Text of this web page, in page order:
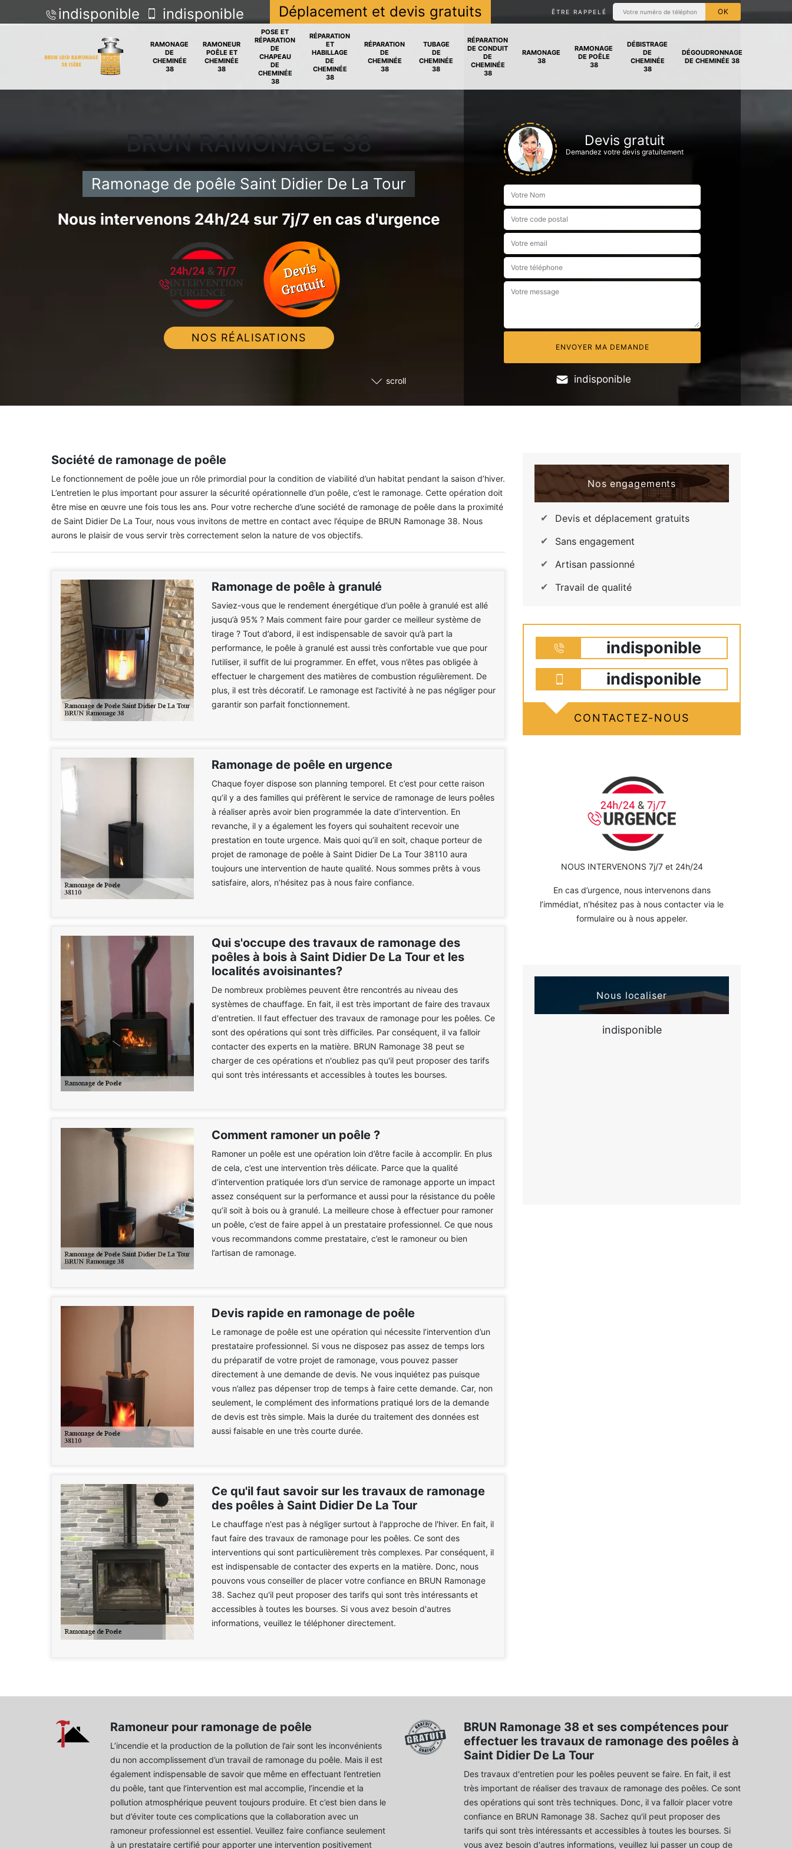
indisponible indisponible Déplacement et devis gratuits ÊTRE RAPPELÉ
RAMONAGE
DE
CHEMINÉE
38
RAMONEUR
POÊLE ET
CHEMINÉE
38
POSE ET
RÉPARATION
DE
CHAPEAU
DE
CHEMINÉE
38
RÉPARATION
ET
HABILLAGE
DE
CHEMINÉE
38
RÉPARATION
DE
CHEMINÉE
38
TUBAGE
DE
CHEMINÉE
38
RÉPARATION
DE CONDUIT
DE
CHEMINÉE
38
RAMONAGE
38
RAMONAGE
DE POÊLE
38
DÉBISTRAGE
DE
CHEMINÉE
38
DÉGOUDRONNAGE
DE CHEMINÉE 38
scroll
BRUN RAMONAGE 38
Ramonage de poêle Saint Didier De La Tour
Nous intervenons 24h/24 sur 7j/7 en cas d'urgence
NOS RÉALISATIONS
Devis gratuit
Demandez votre devis gratuitement
indisponible
Société de ramonage de poêle
Le fonctionnement de poêle joue un rôle primordial pour la condition de viabilité d’un habitat pendant la saison d’hiver.
L’entretien le plus important pour assurer la sécurité opérationnelle d’un poêle, c’est le ramonage. Cette opération doit
être mise en œuvre une fois tous les ans. Pour votre recherche d’une société de ramonage de poêle dans la proximité
de Saint Didier De La Tour, nous vous invitons de mettre en contact avec l’équipe de BRUN Ramonage 38. Nous
aurons le plaisir de vous servir très correctement selon la nature de vos objectifs.
Ramonage de poêle à granulé
Saviez-vous que le rendement énergétique d’un poêle à granulé est allé
jusqu’à 95% ? Mais comment faire pour garder ce meilleur système de
tirage ? Tout d’abord, il est indispensable de savoir qu’à part la
performance, le poêle à granulé est aussi très confortable vue que pour
l’utiliser, il suffit de lui programmer. En effet, vous n’êtes pas obligée à
effectuer le chargement des matières de combustion régulièrement. De
plus, il est très décoratif. Le ramonage est l’activité à ne pas négliger pour
garantir son parfait fonctionnement.
Ramonage de poêle en urgence
Chaque foyer dispose son planning temporel. Et c’est pour cette raison
qu’il y a des familles qui préfèrent le service de ramonage de leurs poêles
à réaliser après avoir bien programmée la date d’intervention. En
revanche, il y a également les foyers qui souhaitent recevoir une
prestation en toute urgence. Mais quoi qu’il en soit, chaque porteur de
projet de ramonage de poêle à Saint Didier De La Tour 38110 aura
toujours une intervention de haute qualité. Nous sommes prêts à vous
satisfaire, alors, n’hésitez pas à nous faire confiance.
Qui s'occupe des travaux de ramonage des
poêles à bois à Saint Didier De La Tour et les
localités avoisinantes?
De nombreux problèmes peuvent être rencontrés au niveau des
systèmes de chauffage. En fait, il est très important de faire des travaux
d'entretien. Il faut effectuer des travaux de ramonage pour les poêles. Ce
sont des opérations qui sont très difficiles. Par conséquent, il va falloir
contacter des experts en la matière. BRUN Ramonage 38 peut se
charger de ces opérations et n'oubliez pas qu'il peut proposer des tarifs
qui sont très intéressants et accessibles à toutes les bourses.
Comment ramoner un poêle ?
Ramoner un poêle est une opération loin d’être facile à accomplir. En plus
de cela, c’est une intervention très délicate. Parce que la qualité
d’intervention pratiquée lors d’un service de ramonage apporte un impact
assez conséquent sur la performance et aussi pour la résistance du poêle
qu’il soit à bois ou à granulé. La meilleure chose à effectuer pour ramoner
un poêle, c’est de faire appel à un prestataire professionnel. Ce que nous
vous recommandons comme prestataire, c’est le ramoneur ou bien
l’artisan de ramonage.
Devis rapide en ramonage de poêle
Le ramonage de poêle est une opération qui nécessite l’intervention d’un
prestataire professionnel. Si vous ne disposez pas assez de temps lors
du préparatif de votre projet de ramonage, vous pouvez passer
directement à une demande de devis. Ne vous inquiétez pas puisque
vous n’allez pas dépenser trop de temps à faire cette demande. Car, non
seulement, le complément des informations pratiqué lors de la demande
de devis est très simple. Mais la durée du traitement des données est
aussi faisable en une très courte durée.
Ce qu'il faut savoir sur les travaux de ramonage
des poêles à Saint Didier De La Tour
Le chauffage n'est pas à négliger surtout à l'approche de l'hiver. En fait, il
faut faire des travaux de ramonage pour les poêles. Ce sont des
interventions qui sont particulièrement très complexes. Par conséquent, il
est indispensable de contacter des experts en la matière. Donc, nous
pouvons vous conseiller de placer votre confiance en BRUN Ramonage
38. Sachez qu'il peut proposer des tarifs qui sont très intéressants et
accessibles à toutes les bourses. Si vous avez besoin d'autres
informations, veuillez le téléphoner directement.
Nos engagements
Devis et déplacement gratuits
Sans engagement
Artisan passionné
Travail de qualité
indisponible
indisponible
CONTACTEZ-NOUS
NOUS INTERVENONS 7j/7 et 24h/24
En cas d’urgence, nous intervenons dans
l’immédiat, n’hésitez pas à nous contacter via le
formulaire ou à nous appeler.
Nous localiser
indisponible
Ramoneur pour ramonage de poêle
L’incendie et la production de la pollution de l’air sont les inconvénients
du non accomplissement d’un travail de ramonage du poêle. Mais il est
également indispensable de savoir que même en effectuant l’entretien
du poêle, tant que l’intervention est mal accomplie, l’incendie et la
pollution atmosphérique peuvent toujours produire. Et c’est bien dans le
but d’éviter toute ces complications que la collaboration avec un
ramoneur professionnel est essentiel. Veuillez faire confiance seulement
à un prestataire certifié pour apporter une intervention positivement
BRUN Ramonage 38 et ses compétences pour
effectuer les travaux de ramonage des poêles à
Saint Didier De La Tour
Des travaux d'entretien pour les poêles peuvent se faire. En fait, il est
très important de réaliser des travaux de ramonage des poêles. Ce sont
des opérations qui sont très techniques. Donc, il va falloir placer votre
confiance en BRUN Ramonage 38. Sachez qu'il peut proposer des
tarifs qui sont très intéressants et accessibles à toutes les bourses. Si
vous avez besoin d'autres informations, veuillez lui passer un coup de